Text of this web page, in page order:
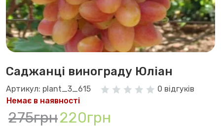
Саджанці винограду Юліан
Артикул: plant_3_615
0 відгуків
Немає в наявності
275грн220грн